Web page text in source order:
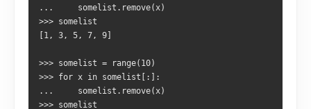
...
     somelist
. remove(x)
>>>
1, 3, 5, 7, 9
>>> somelist = range( 10)
>>> for x in somelist [:]:
...
     somelist
. remove(x)
>>>